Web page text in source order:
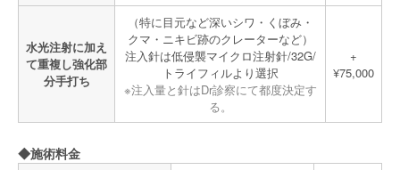
水光注射に加え
て重複し強化部
分手打ち
（特に目元など深いシワ・くぼみ・
クマ・ニキビ跡のクレーターなど）
注入針は低侵襲マイクロ注射針/32G/
トライフィルより選択
※注入量と針はDr診察にて都度決定す
る。
+
¥75,000
◆施術料金